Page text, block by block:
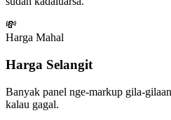
💸
Harga Mahal
Harga Selangit
Banyak panel nge-markup gila-
kalau gagal.